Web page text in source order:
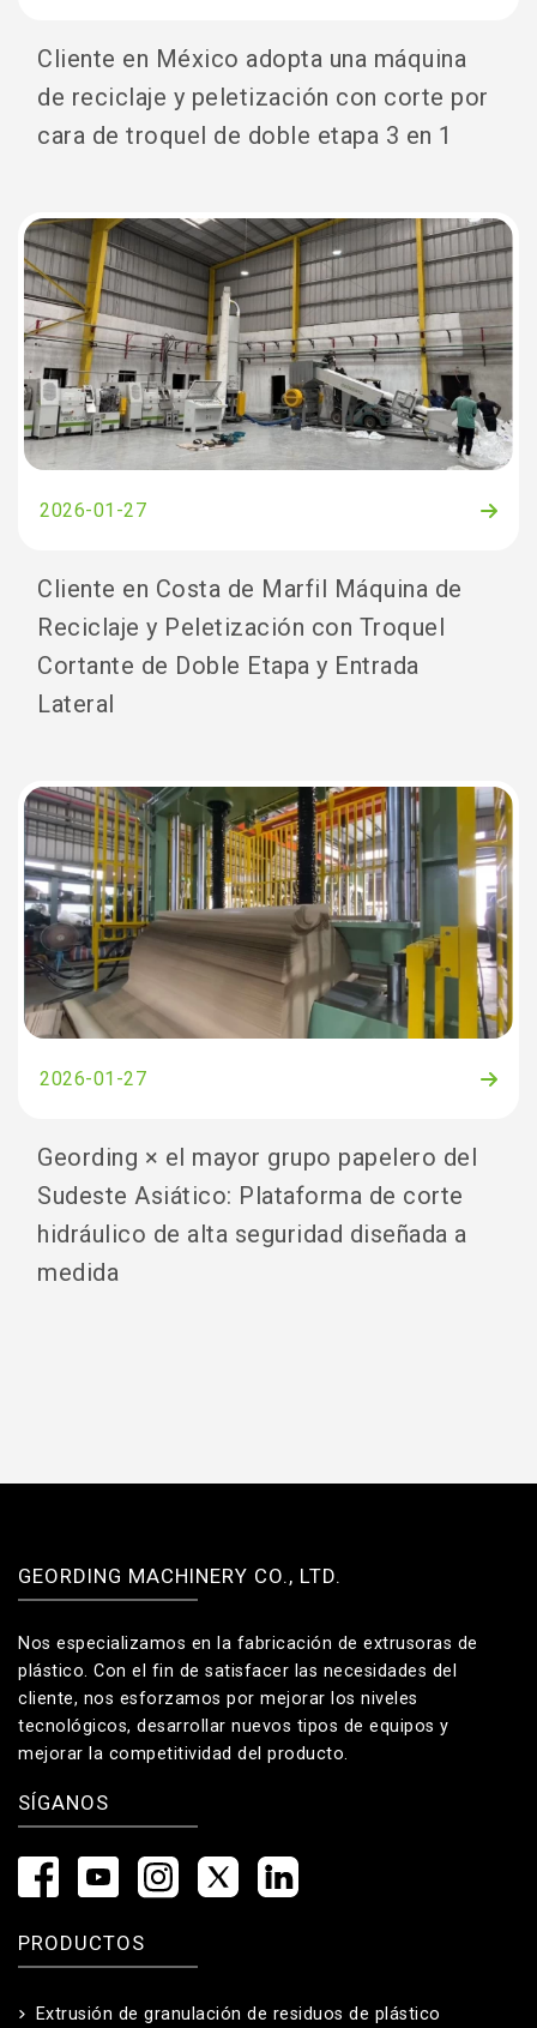
Cliente en México adopta una máquina
de reciclaje y peletización con corte por
cara de troquel de doble etapa 3 en 1
2026-01-27
Cliente en Costa de Marfil Máquina de
Reciclaje y Peletización con Troquel
Cortante de Doble Etapa y Entrada
Lateral
2026-01-27
Geording × el mayor grupo papelero del
Sudeste Asiático: Plataforma de corte
hidráulico de alta seguridad diseñada a
medida
GEORDING MACHINERY CO., LTD.
Nos especializamos en la fabricación de extrusoras de
plástico. Con el fin de satisfacer las necesidades del
cliente, nos esforzamos por mejorar los niveles
tecnológicos, desarrollar nuevos tipos de equipos y
mejorar la competitividad del producto.
SÍGANOS
PRODUCTOS
Extrusión de granulación de residuos de plástico